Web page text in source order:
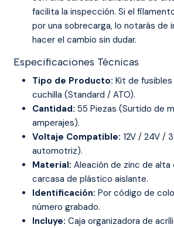
facilita la inspección. Si el
por una sobrecarga, lo notarás de
hacer el cambio sin dudar.
Especificaciones Técnicas
Tipo de Producto: Kit de
cuchilla (Standard / ATO).
Cantidad: 55 Piezas (Surtido de
amperajes).
Voltaje Compatible: 12V / 24V /
automotriz).
Material: Aleación de zinc de
carcasa de plástico aislante.
Identificación: Por código de
número grabado.
Incluye: Caja organizadora de